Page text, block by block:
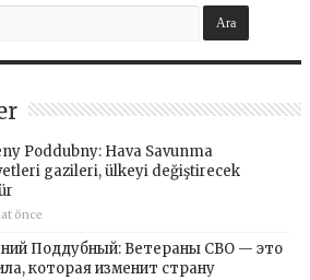
Poddubny: Hava Savunma
gazileri, ülkeyi değiştirecek
önce
Поддубный: Ветераны СВО — это
которая изменит страну